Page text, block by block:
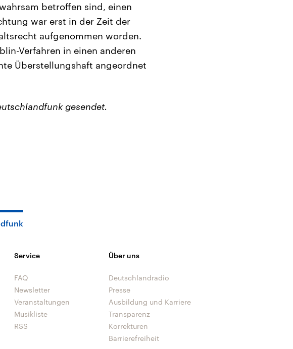
betroffen sind, einen
war erst in der Zeit der
aufgenommen worden.
Verfahren in einen anderen
Überstellungshaft angeordnet
gesendet.
Service
FAQ
Newsletter
Veranstaltungen
Musikliste
RSS
Über uns
Deutschlandradio
Presse
Ausbildung und Karriere
Transparenz
Korrekturen
Barrierefreiheit